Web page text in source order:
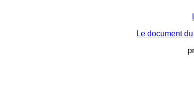
Le document